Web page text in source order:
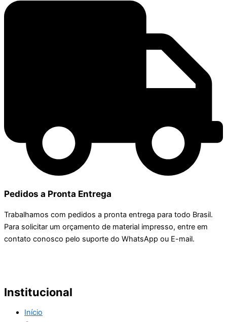
Pedidos a Pronta Entrega
Trabalhamos com pedidos a pronta entrega para todo Brasil.
Para solicitar um orçamento de material impresso, entre em
contato conosco pelo suporte do WhatsApp ou E-mail.
Institucional
Início